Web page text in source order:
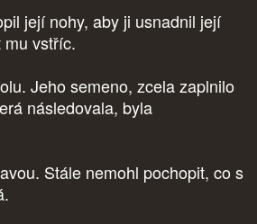
její nohy, aby ji usnadnil její
vstříc.
Jeho semeno, zcela zaplnilo
následovala, byla
Stále nemohl pochopit, co s